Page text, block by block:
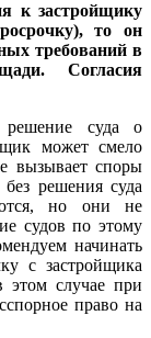
к застройщику
то он
требований в
Согласия
решение суда о
может смело
вызывает споры
решения суда
но они не
судов по этому
начинать
с застройщика
этом случае при
право на